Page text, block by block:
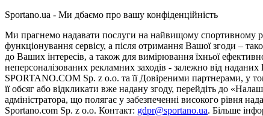
Sportano.ua - Ми дбаємо про вашу конфіденційність
Ми прагнемо надавати послуги на найвищому спортивному
функціонування сервісу, а після отримання Вашої згоди –
до Ваших інтересів, а також для вимірювання їхньої
неперсоналізованих рекламних заходів - залежно від
SPORTANO.COM Sp. z o.o. та її Довіреними партнерами, у
її обсяг або відкликати вже надану згоду, перейдіть до
адміністратора, що полягає у забезпеченні високого рівня
Sportano.com Sp. z o.o. Контакт: gdpr@sportano.ua. Більше